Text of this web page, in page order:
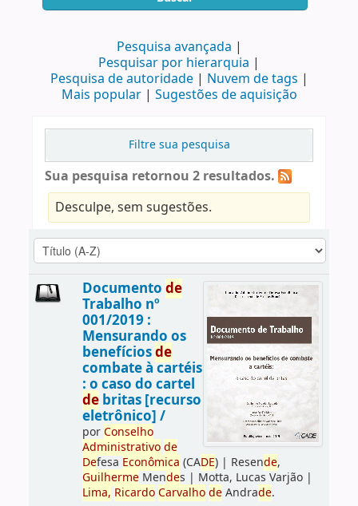
Pesquisa avançada
Pesquisar por hierarquia
Pesquisa de autoridade
Nuvem de tags
Mais popular
Sugestões de aquisição
Filtre sua pesquisa
Sua pesquisa retornou 2 resultados.
Desculpe, sem sugestões.
Documento de
Trabalho nº
001/2019 :
Mensurando os
benefíciosde
combate à cartéis
: o caso do cartel
debritas [recurso
eletrônico] /
porConselho
Administrativo de
Defesa Econômica (CADE)| Resende,
GuilhermeMendes | Motta, Lucas Varjão|
Lima, Ricardo Carvalho deAndrade.